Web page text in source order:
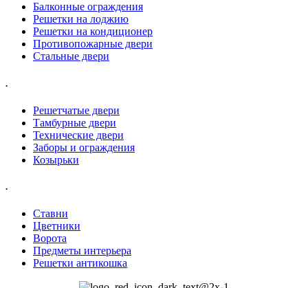
Балконные ограждения
Решетки на лоджию
Решетки на кондиционер
Противопожарные двери
Стальные двери
.
Решетчатые двери
Тамбурные двери
Технические двери
Заборы и ограждения
Козырьки
.
Ставни
Цветники
Ворота
Предметы интерьера
Решетки антикошка